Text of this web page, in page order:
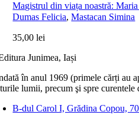
Magistrul din viața noastră:
Dumas Felicia,Mastacan Simina
35,00lei
în anul 1969 (primele cărți au
lumii, precum şi spre curentele
B-dul Carol I, Grădina Copou,